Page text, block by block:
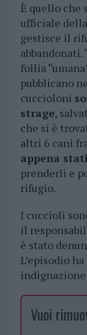
È quello che
ufficiale della
gestisce il
abbandonati.
follia
pubblicano
cuccioloni
strage,
che si è
altri 6 cani
appena
prenderli e
rifugio.
I cuccioli
il
è stato
L’episodio
Vuoi